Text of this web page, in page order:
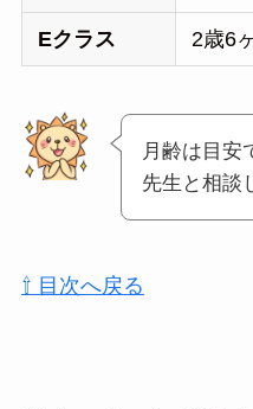
Eクラス 2歳6
月齢は目安
先生と相談
⇧ 目次へ戻る